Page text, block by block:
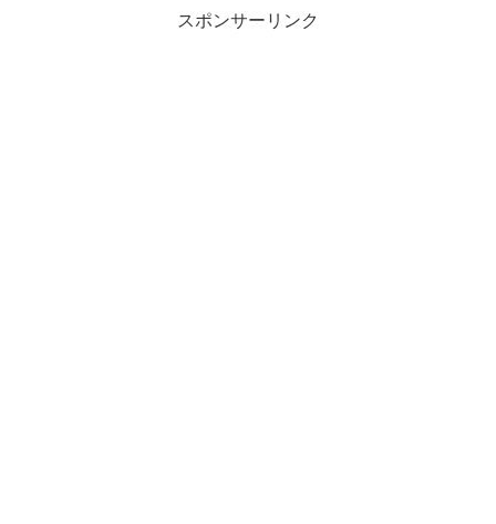
スポンサーリンク